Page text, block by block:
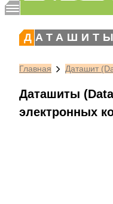
ДАТАШИТЫ
Главная Даташит
Даташиты
электронных